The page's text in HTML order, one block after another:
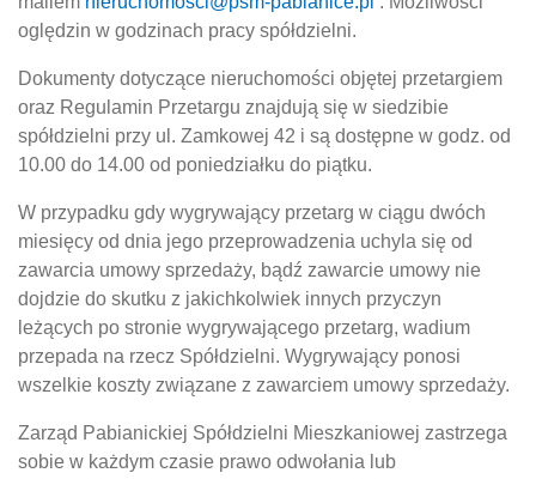
oględzin w godzinach pracy spółdzielni.
Dokumenty dotyczące nieruchomości objętej przetargiem
oraz Regulamin Przetargu znajdują się w siedzibie
spółdzielni przy ul. Zamkowej 42 i są dostępne w godz. od
10.00 do 14.00 od poniedziałku do piątku.
W przypadku gdy wygrywający przetarg w ciągu dwóch
miesięcy od dnia jego przeprowadzenia uchyla się od
zawarcia umowy sprzedaży, bądź zawarcie umowy nie
dojdzie do skutku z jakichkolwiek innych przyczyn
leżących po stronie wygrywającego przetarg, wadium
przepada na rzecz Spółdzielni. Wygrywający ponosi
wszelkie koszty związane z zawarciem umowy sprzedaży.
Zarząd Pabianickiej Spółdzielni Mieszkaniowej zastrzega
sobie w każdym czasie prawo odwołania lub